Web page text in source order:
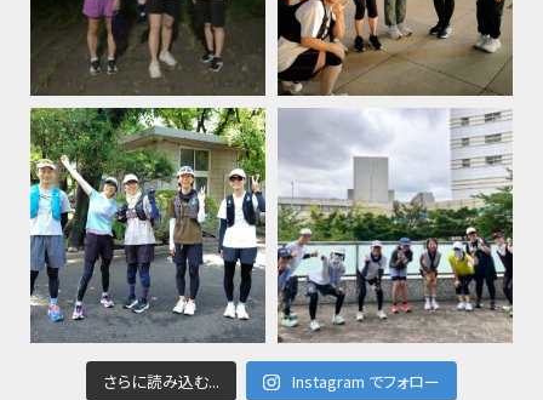
さらに読み込む... Instagram でフォロー